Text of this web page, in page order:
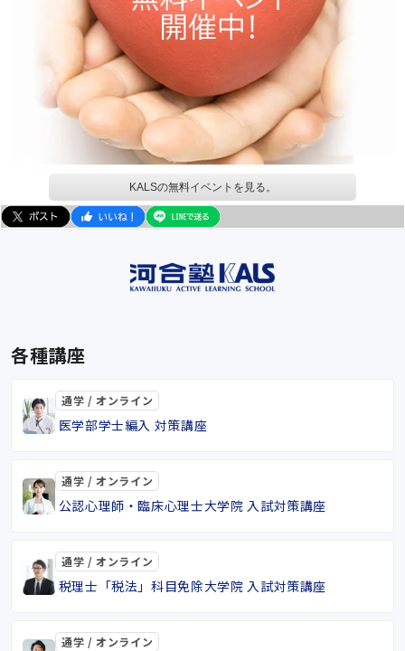
KALSの無料イベントを見る。
各種講座
通学 / オンライン
医学部学士編入 対策講座
通学 / オンライン
公認心理師・臨床心理士大学院 入試対策講座
通学 / オンライン
税理士「税法」科目免除大学院 入試対策講座
通学 / オンライン